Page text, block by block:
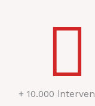
+ 10.000